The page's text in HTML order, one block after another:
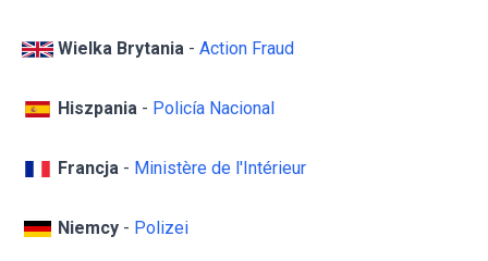
Wielka Brytania - Action Fraud
Hiszpania - Policía Nacional
Francja - Ministère de l'Intérieur
Niemcy - Polizei